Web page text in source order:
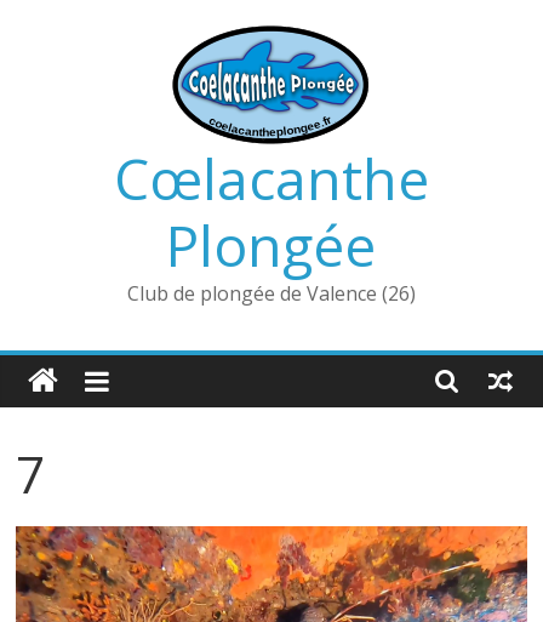
Cœlacanthe
Plongée
Club de plongée de Valence (26)
7